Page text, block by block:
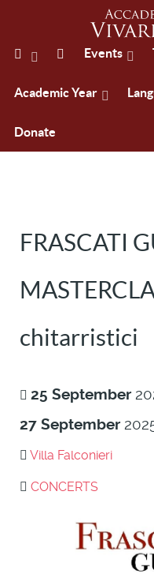
Events
Academic Year
Donate
FRASCATI
chitarristici
25 September
27 September
Villa Falconieri
CONCERTS